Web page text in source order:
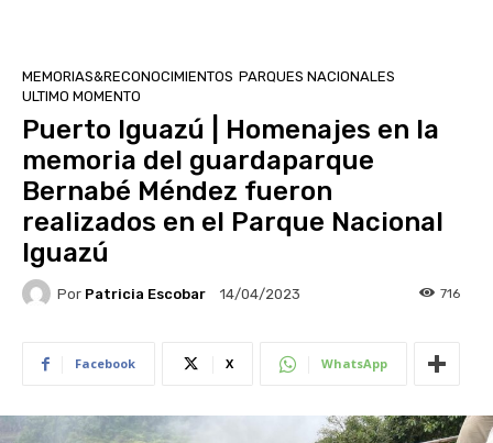
MEMORIAS&RECONOCIMIENTOS PARQUES NACIONALES
ULTIMO MOMENTO
Puerto Iguazú | Homenajes en la
memoria del guardaparque
Bernabé Méndez fueron
realizados en el Parque Nacional
Iguazú
Por Patricia Escobar 14/04/2023 716
Facebook X WhatsApp